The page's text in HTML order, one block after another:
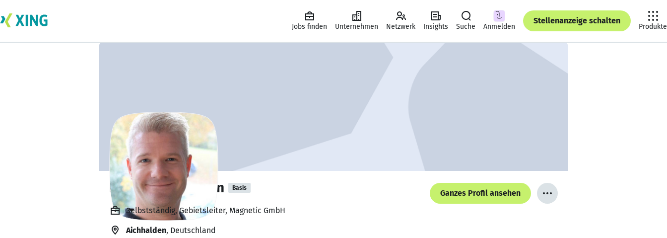
Jobs finden Unternehmen Netzwerk Insights Suche Anmelden
Stellenanzeige schalten
Produkte
Nicolai Moosmann Basis
Ganzes Profil ansehen
Selbstständig, Gebietsleiter, Magnetic GmbH
Aichhalden, Deutschland